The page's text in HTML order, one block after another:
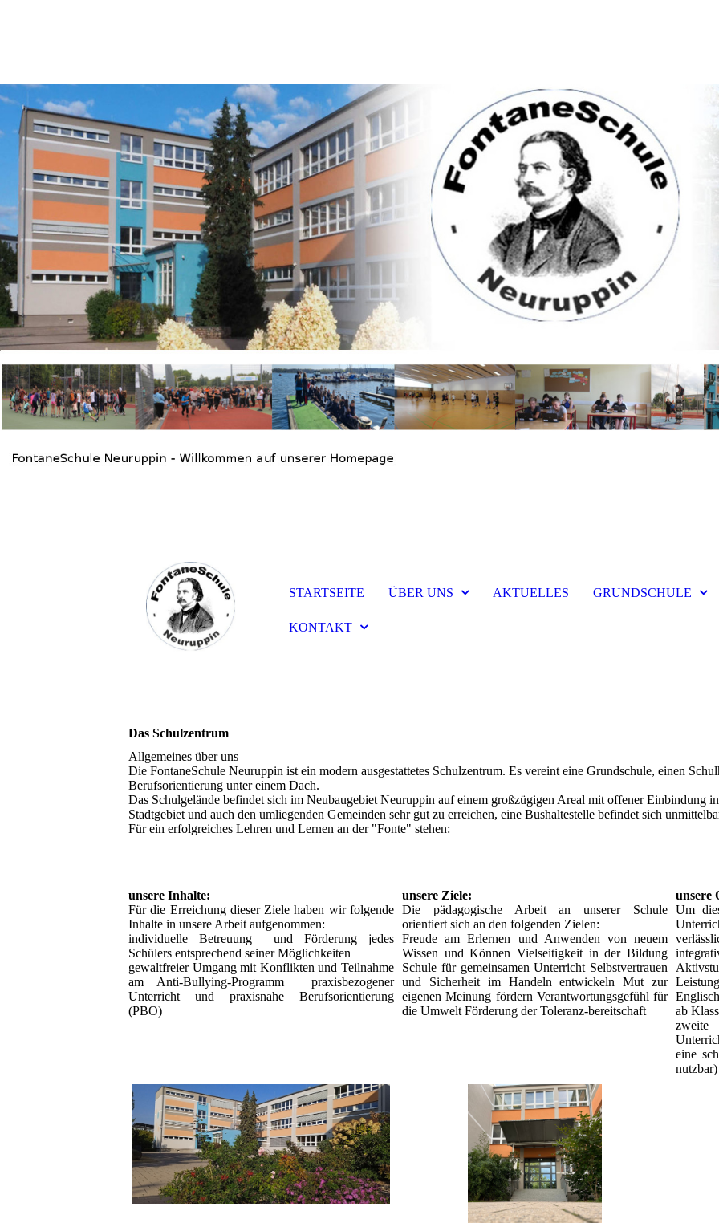
STARTSEITE ÜBER UNS AKTUELLES GRUNDSCHULE
KONTAKT
Das Schulzentrum
Allgemeines über uns
Die FontaneSchule Neuruppin ist ein modern ausgestattetes Schulzentrum. Es vereint eine Grundschule, einen
Berufsorientierung unter einem Dach.
Das Schulgelände befindet sich im Neubaugebiet Neuruppin auf einem großzügigen Areal mit offener Einbindung
Stadtgebiet und auch den umliegenden Gemeinden sehr gut zu erreichen, eine Bushaltestelle befindet sich
Für ein erfolgreiches Lehren und Lernen an der "Fonte" stehen:
unsere Inhalte:
Für die Erreichung dieser Ziele haben wir folgende
Inhalte in unsere Arbeit aufgenommen:
individuelle Betreuung und Förderung jedes
Schülers entsprechend seiner Möglichkeiten
gewaltfreier Umgang mit Konflikten und Teilnahme
am Anti-Bullying-Programm praxisbezogener
Unterricht und praxisnahe Berufsorientierung
(PBO)
unsere Ziele:
Die pädagogische Arbeit an unserer Schule
orientiert sich an den folgenden Zielen:
Freude am Erlernen und Anwenden von neuem
Wissen und Können Vielseitigkeit in der Bildung
Schule für gemeinsamen Unterricht Selbstvertrauen
und Sicherheit im Handeln entwickeln Mut zur
eigenen Meinung fördern Verantwortungsgefühl für
die Umwelt Förderung der Toleranz-bereitschaft
unsere
Um
ab
zweite
eine
nutzbar)